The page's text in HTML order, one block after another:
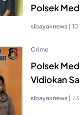
Polsek
sibayaknews
Crime
Polsek
Vidiokan
sibayaknews